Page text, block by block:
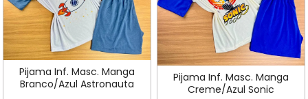
Pijama Inf. Masc. Manga
Branco/Azul Astronauta
Pijama Inf. Masc. Manga
Creme/Azul Sonic